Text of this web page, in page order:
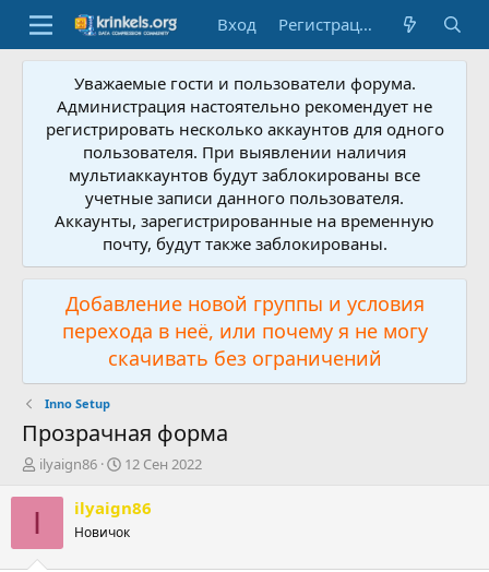
Вход Регистрация
Уважаемые гости и пользователи форума.
Администрация настоятельно рекомендует не
регистрировать несколько аккаунтов для одного
пользователя. При выявлении наличия
мультиаккаунтов будут заблокированы все
учетные записи данного пользователя.
Аккаунты, зарегистрированные на временную
почту, будут также заблокированы.
Добавление новой группы и условия
перехода в неё, или почему я не могу
скачивать без ограничений
Inno Setup
Прозрачная форма
А
т
т
ilyaign86
Д
т
н
12 Сен 2022
I ilyaign86
Новичок